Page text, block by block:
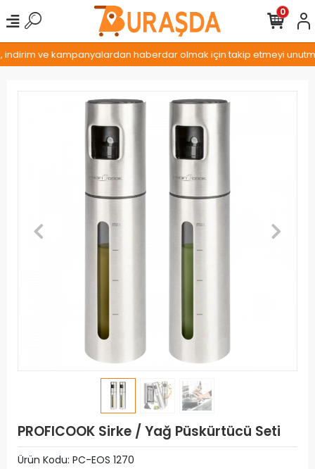
ve kampanyalardan haberdar olmak için takip etmeyi
0
PROFICOOK Sirke / Yağ Püskürtücü Seti
Ürün Kodu: PC-EOS 1270